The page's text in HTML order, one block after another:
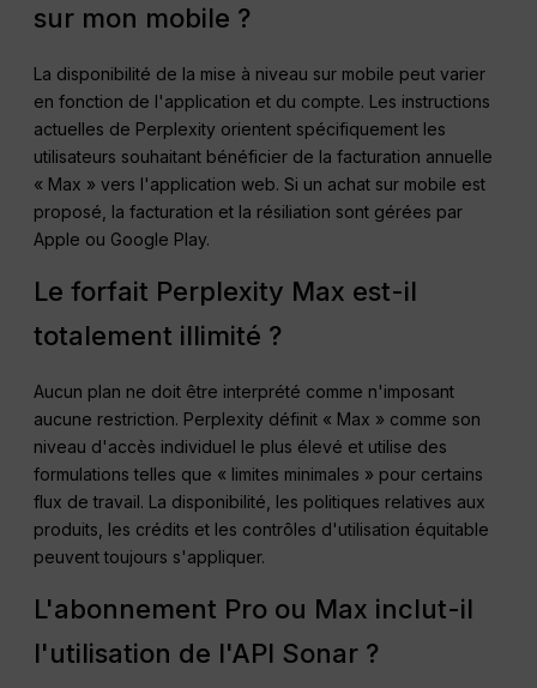
sur mon mobile ?
La disponibilité de la mise à niveau sur mobile peut varier
en fonction de l'application et du compte. Les instructions
actuelles de Perplexity orientent spécifiquement les
utilisateurs souhaitant bénéficier de la facturation annuelle
« Max » vers l'application web. Si un achat sur mobile est
proposé, la facturation et la résiliation sont gérées par
Apple ou Google Play.
Le forfait Perplexity Max est-il
totalement illimité ?
Aucun plan ne doit être interprété comme n'imposant
aucune restriction. Perplexity définit « Max » comme son
niveau d'accès individuel le plus élevé et utilise des
formulations telles que « limites minimales » pour certains
flux de travail. La disponibilité, les politiques relatives aux
produits, les crédits et les contrôles d'utilisation équitable
peuvent toujours s'appliquer.
L'abonnement Pro ou Max inclut-il
l'utilisation de l'API Sonar ?